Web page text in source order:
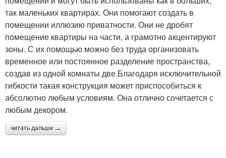
так маленьких квартирах. Они помогают создать в
помещении иллюзию приватности. Они не дробят
помещение квартиры на части, а грамотно акцентируют
зоны. С их помощью можно без труда организовать
временное или постоянное разделение пространства,
создав из одной комнаты две.Благодаря исключительной
гибкости такая конструкция может приспособиться к
абсолютно любым условиям. Она отлично сочетается с
любым декором.
читать дальше →